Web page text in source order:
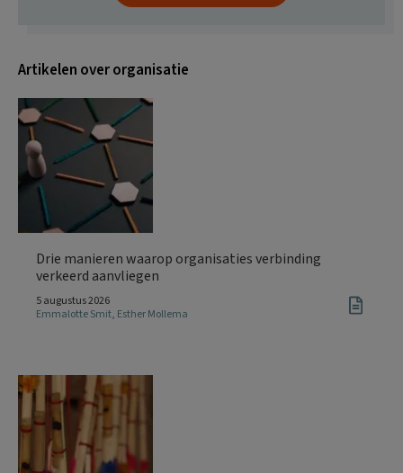
Artikelen over organisatie
Drie manieren waarop organisaties verbinding
verkeerd aanvliegen
5 augustus 2026
Emmalotte Smit, Esther Mollema